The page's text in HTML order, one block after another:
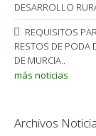
DESARROLLO
REQUISITOS
RESTOS DE PODA
DE MURCIA..
más noticias
Archivos